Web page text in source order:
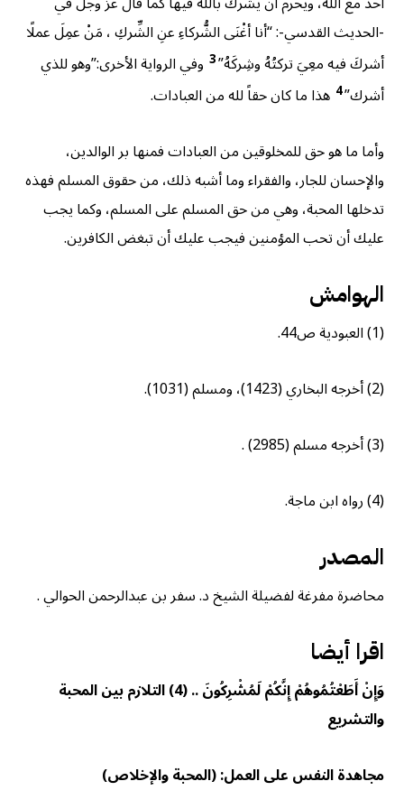
-الحديث القدسي-: “أنا أغْنَى الشُّركاءِ عنِ الشِّركِ ، مَنْ عمِلَ عملًا
أشركَ فيه معِيَ تركتُهُ وشِركَهُ”3 وفي الرواية الأخرى:”وهو للذي
أشرك”4 هذا ما كان حقاً لله من العبادات.
وأما ما هو حق للمخلوقين من العبادات فمنها بر الوالدين،
والإحسان للجار، والفقراء وما أشبه ذلك، من حقوق المسلم فهذه
تدخلها المحبة، وهي من حق المسلم على المسلم، وكما يجب
عليك أن تحب المؤمنين فيجب عليك أن تبغض الكافرين.
الهوامش
(1) العبودية ص44.
(2) أخرجه البخاري (1423)، ومسلم (1031).
(3) أخرجه مسلم (2985)
.
(4) رواه ابن ماجة.
المصدر
محاضرة مفرغة لفضيلة الشيخ د. سفر بن عبدالرحمن الحوالي .
اقرا أيضا
وَإِنْ أَطَعْتُمُوهُمْ إِنَّكُمْ لَمُشْرِكُونَ .. (4) التلازم بين المحبة
والتشريع
مجاهدة النفس على العمل: (المحبة والإخلاص)